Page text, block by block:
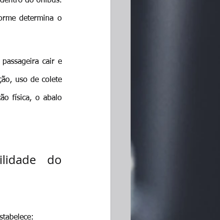
determina o
cair e
uso de colete
física, o abalo
do